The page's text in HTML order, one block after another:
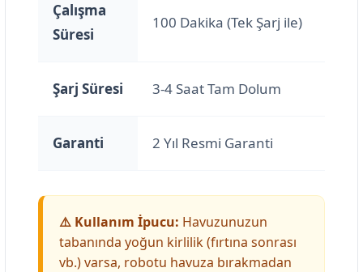
Çalışma
Süresi
100 Dakika (Tek Şarj ile)
Şarj Süresi 3-4 Saat Tam Dolum
Garanti 2 Yıl Resmi Garanti
⚠️ Kullanım İpucu: Havuzunuzun
tabanında yoğun kirlilik (fırtına sonrası
vb.) varsa, robotu havuza bırakmadan